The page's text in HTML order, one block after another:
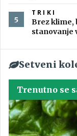
TRIKI
Brez klime,
stanovanje
Setveni
Trenutno se